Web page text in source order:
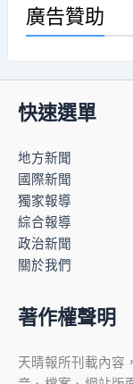
廣告贊助
快速選單
地方新聞
國際新聞
獨家報導
綜合報導
政治新聞
關於我們
著作權聲明
天晴報所刊載內容